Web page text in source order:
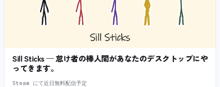
Sill Sticks — 怠け者の棒人間があなたのデスクトップにや
ってきます。
Steam にて近日無料配信予定